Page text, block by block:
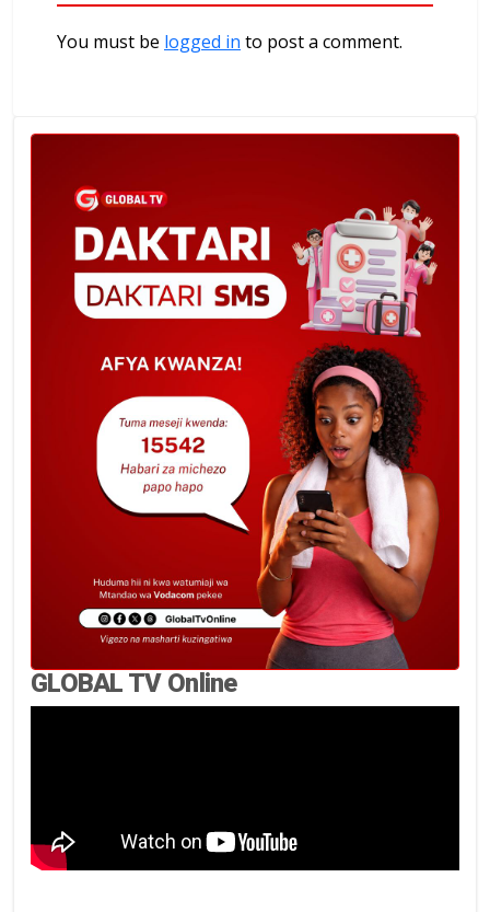
You must be logged in to post a comment.
GLOBAL TV Online